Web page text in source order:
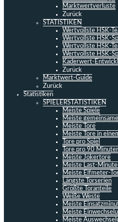
Marktwertverluste
Zurück
STATISTIKEN
Wertvollste HSK-
Wertvollste HSK-
Wertvollste HSK-
Wertvollste HSK-
Kaderwert-
Zurück
Marktwert-Guide
Zurück
Statistiken
SPIELERSTATISTIKEN
Meiste Spiele
Meiste
Meiste Tore
Meiste Tore in
Tore pro Spiel
Tore pro 90
Meiste Jokertore
Meiste Last-
Meiste Elfmeter-
Längste Torserien
Größte Toranteile
Weiße Weste
Meiste
Meiste
Meiste